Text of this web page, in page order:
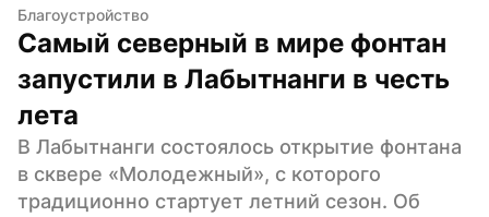
Благоустройство
Самый северный в мире фонтан
запустили в Лабытнанги в честь
лета
В Лабытнанги состоялось открытие фонтана
в сквере «Молодежный», с которого
традиционно стартует летний сезон. Об